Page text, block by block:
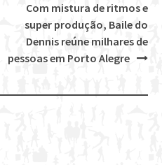
Com mistura de ritmos e
super produção, Baile do
Dennis reúne milhares de
pessoas em Porto Alegre